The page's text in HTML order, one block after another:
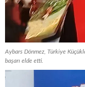
Aybars Dönmez, Türkiye
başarı elde etti.